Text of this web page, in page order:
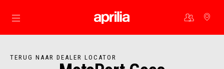
Ga naar de hoofdcontent
TERUG NAAR DEALER LOCATOR